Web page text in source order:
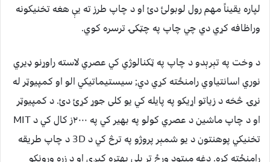
لپاره یقیناً مهم رول لوبولئ دئ او د چاپ طرز ته يې هغه تخنیکونه
وراظافه کړي دي چي چاپ په چټکۍ ترسره کوي.
د وخت په تېرېدو د چاپ په ټکنالوژي کي عصري لاسته راوړنو ډيري
نوري اسانتياوي رامنځته کړي دي; سیستيماتیکي الو او کمپیوټر له
نړۍ څخه د زیاتو اړیکو په پایله کي یو کلی جوړ کړئ دئ. د کمپیوټر
او د چاپ ماشین د عصري کولو په بهیر کي په ۲۰۰۰ز کال کي د MIT
تخنيکي پوهنتون د یو شمېر پروژو په ترڅ کي د 3D د چاپ طریقه
رامنځته کړه. دغه میتود ورځ تر بلي بهتره کیږي او د زړه وړونکو